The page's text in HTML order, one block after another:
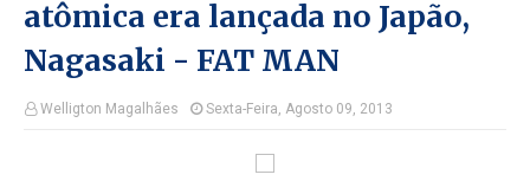
atômica era lançada no Japão,
Nagasaki - FAT MAN
Welligton Magalhães Sexta-Feira, Agosto 09, 2013